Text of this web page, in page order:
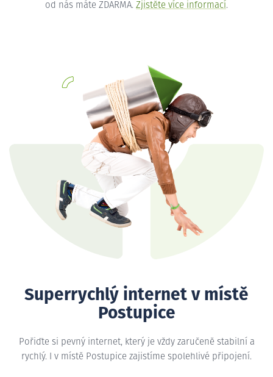
od nás máte ZDARMA. Zjistěte více informací.
Superrychlý internet v místě
Postupice
Pořiďte si pevný internet, který je vždy zaručeně stabilní a
rychlý. I v místě Postupice zajistíme spolehlivé připojení.